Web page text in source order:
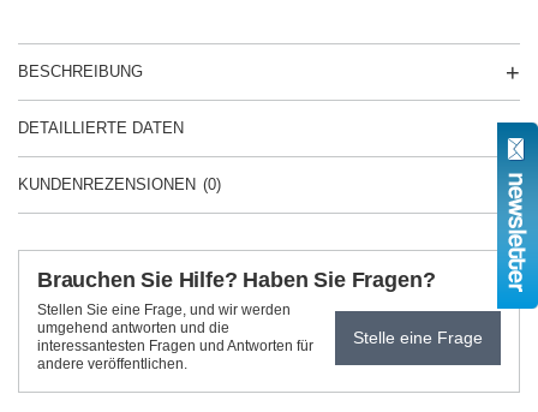
BESCHREIBUNG
DETAILLIERTE DATEN
KUNDENREZENSIONEN (0)
Brauchen Sie Hilfe? Haben Sie Fragen?
Stellen Sie eine Frage, und wir werden
umgehend antworten und die
interessantesten Fragen und Antworten für
andere veröffentlichen.
Stelle eine Frage